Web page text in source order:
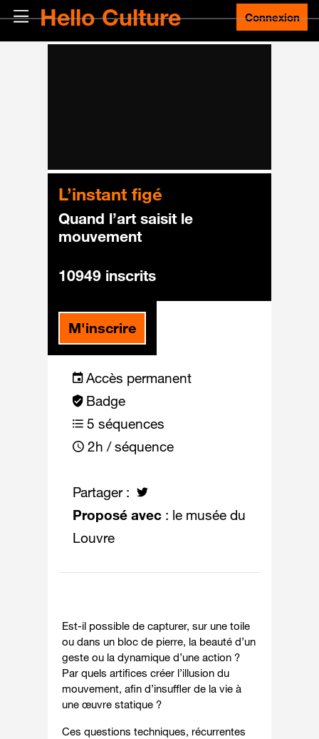
Passer au contenu principal
Panneau latéral
Hello Culture Connexion
L’instant figé
Quand l’art saisit le
mouvement
10949 inscrits
M'inscrire
Accès permanent
Badge
5 séquences
2h / séquence
Partager :
Proposé avec : le musée du
Louvre
Est-il possible de capturer, sur une toile
ou dans un bloc de pierre, la beauté d’un
geste ou la dynamique d’une action ?
Par quels artifices créer l’illusion du
mouvement, afin d’insuffler de la vie à
une œuvre statique ?
Ces questions techniques, récurrentes